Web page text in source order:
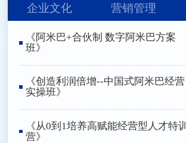
企业文化
营销管理
《阿米巴+合伙制 数字阿米巴方案
班》
《创造利润倍增--中国式阿米巴经营
实操班》
《从0到1培养高赋能经营型人才特训
营》